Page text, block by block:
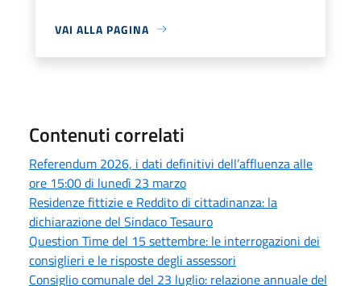
VAI ALLA PAGINA
Contenuti correlati
Referendum 2026, i dati definitivi dell’affluenza alle
ore 15:00 di lunedì 23 marzo
Residenze fittizie e Reddito di cittadinanza: la
dichiarazione del Sindaco Tesauro
Question Time del 15 settembre: le interrogazioni dei
consiglieri e le risposte degli assessori
Consiglio comunale del 23 luglio: relazione annuale del